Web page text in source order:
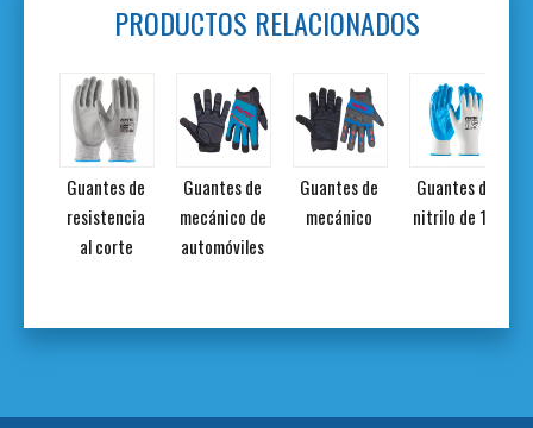
PRODUCTOS RELACIONADOS
Guantes de
resistencia
al corte
Guantes de
mecánico de
automóviles
Guantes de
mecánico
Guantes de
nitrilo de 10'